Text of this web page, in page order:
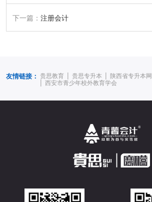
下一篇： 注册会计
友情链接： 贵思教育 | 贵思专升本 | 陕西省专升本网
| 西安市青少年校外教育学会